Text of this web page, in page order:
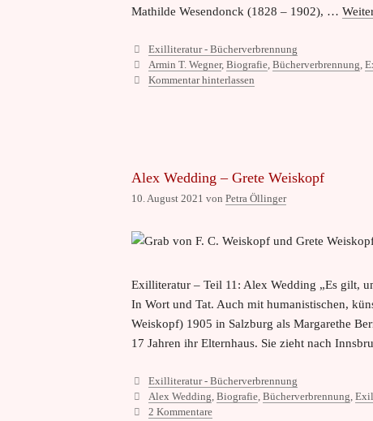
Mathilde Wesendonck (1828 – 1902), …
Kategorien
Exilliteratur - Bücherverbrennung
Schlagwörter
Armin T. Wegner, Biografie, Bücherverbrennung
Kommentar hinterlassen
Alex Wedding – Grete Weiskopf
10. August 2021 von Petra Öllinger
Exilliteratur – Teil 11: Alex Wedding „Es gilt,
In Wort und Tat. Auch mit humanistischen,
Weiskopf) 1905 in Salzburg als Margarethe
17 Jahren ihr Elternhaus. Sie zieht nach
Kategorien
Exilliteratur - Bücherverbrennung
Schlagwörter
Alex Wedding Biografie, Bücherverbrennung
2 Kommentare